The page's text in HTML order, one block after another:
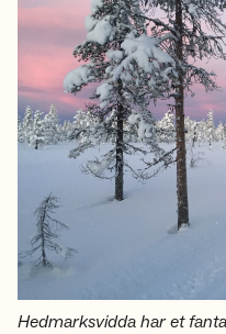
Hedmarksvidda har et